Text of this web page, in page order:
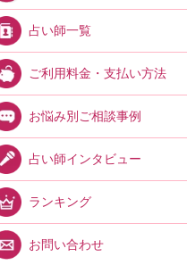
占い師一覧
ご利用料金・支払い方法
お悩み別ご相談事例
占い師インタビュー
ランキング
お問い合わせ